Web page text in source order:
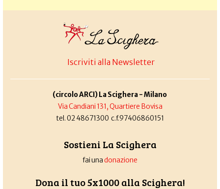
Iscriviti alla Newsletter
(circolo ARCI) La Scighera - Milano
Via Candiani 131, Quartiere Bovisa
tel. 02 48671300 c.f.97406860151
Sostieni La Scighera
fai unadonazione
Dona il tuo 5x1000 alla Scighera!